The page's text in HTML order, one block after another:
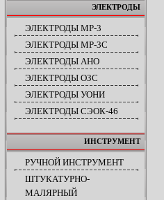
ЭЛЕКТРОДЫ
ЭЛЕКТРОДЫ МР-3
ЭЛЕКТРОДЫ МР-3С
ЭЛЕКТРОДЫ АНО
ЭЛЕКТРОДЫ ОЗС
ЭЛЕКТРОДЫ УОНИ
ЭЛЕКТРОДЫ СЭОК-46
ИНСТРУМЕНТ
РУЧНОЙ ИНСТРУМЕНТ
ШТУКАТУРНО-
МАЛЯРНЫЙ